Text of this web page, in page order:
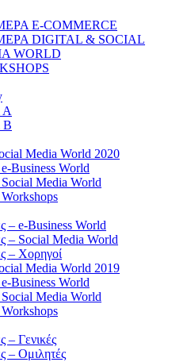
E-COMMERCE
DIGITAL & SOCIAL
WORLD
A
B
Media World 2020
Business World
Media World
– e-Business World
– Social Media World
– Χορηγοί
Media World 2019
Business World
Media World
– Γενικές
– Ομιλητές